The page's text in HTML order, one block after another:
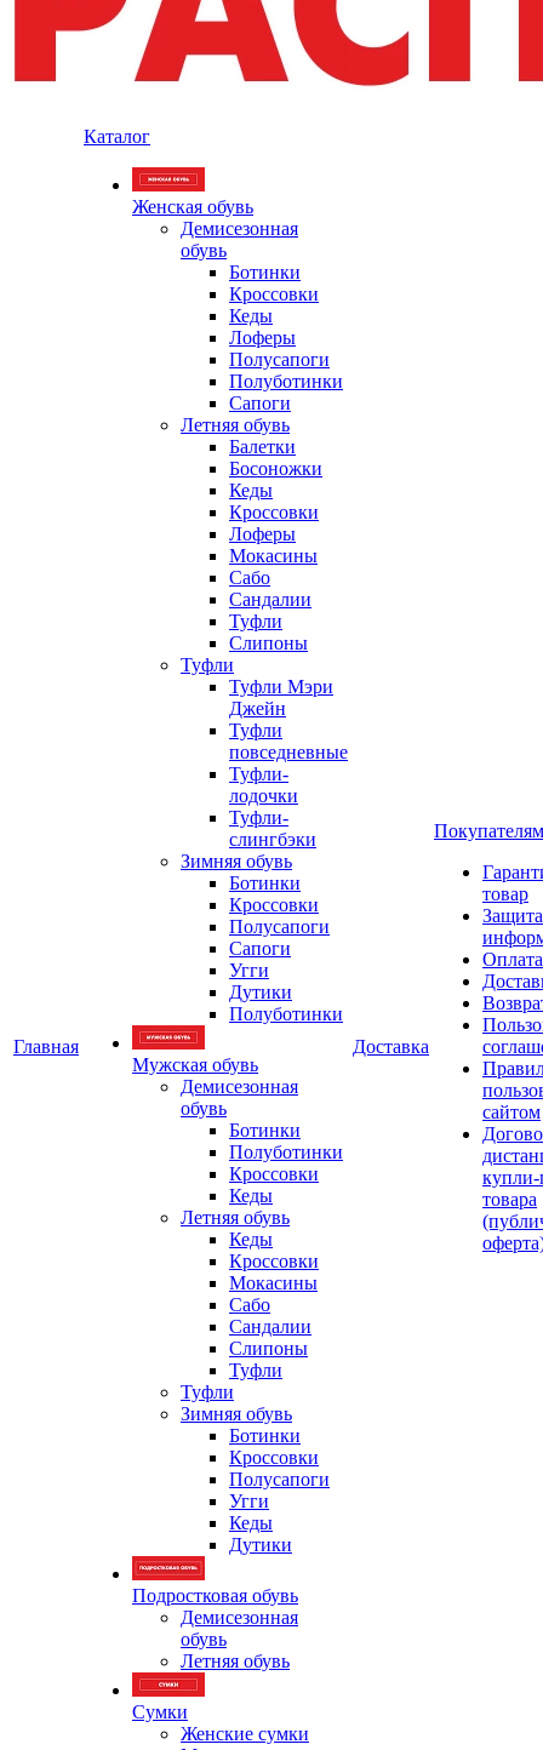
Главная
Каталог
Женская обувь
Демисезонная
обувь
Ботинки
Кроссовки
Кеды
Лоферы
Полусапоги
Полуботинки
Сапоги
Летняя обувь
Балетки
Босоножки
Кеды
Кроссовки
Лоферы
Мокасины
Сабо
Сандалии
Туфли
Слипоны
Туфли
Туфли Мэри
Джейн
Туфли
повседневные
Туфли-
лодочки
Туфли-
слингбэки
Зимняя обувь
Ботинки
Кроссовки
Полусапоги
Сапоги
Угги
Дутики
Полуботинки
Мужская обувь
Демисезонная
обувь
Ботинки
Полуботинки
Кроссовки
Кеды
Летняя обувь
Кеды
Кроссовки
Мокасины
Сабо
Сандалии
Слипоны
Туфли
Туфли
Зимняя обувь
Ботинки
Кроссовки
Полусапоги
Угги
Кеды
Дутики
Подростковая обувь
Демисезонная
обувь
Летняя обувь
Сумки
Женские сумки
Доставка
Покупателям
товар
Защита
Оплата
сайтом
товара